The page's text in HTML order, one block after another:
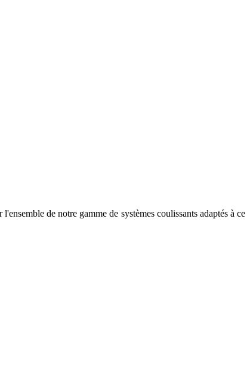
de notre gamme de systèmes coulissants adaptés à ce